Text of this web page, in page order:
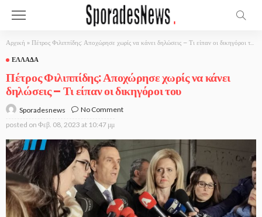
Αρχική » Πέτρος Φιλιππίδης: Αποχώρησε χωρίς να κάνει δηλώσεις – Τι είπαν οι δικηγόροι του
ΕΛΛΆΔΑ
Πέτρος Φιλιππίδης: Αποχώρησε χωρίς να κάνει
δηλώσεις – Τι είπαν οι δικηγόροι του
Sporadesnews
No Comment
posted on Φεβ. 08, 2023 at 10:47 μμ